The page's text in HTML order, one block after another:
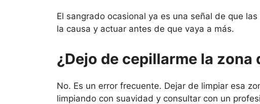
El sangrado ocasional ya es una señal de que
la causa y actuar antes de que vaya a más.
¿Dejo de cepillarme la zona
No. Es un error frecuente. Dejar de limpiar esa
limpiando con suavidad y consultar con un